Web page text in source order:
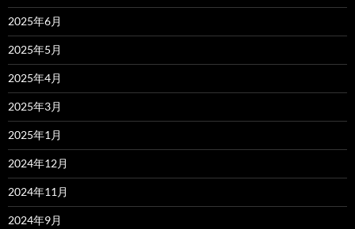
2025年6月
2025年5月
2025年4月
2025年3月
2025年1月
2024年12月
2024年11月
2024年9月